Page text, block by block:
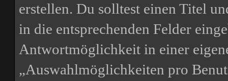
erstellen. Du solltest einen Titel
in die entsprechenden Felder
Antwortmöglichkeit in einer
„Auswahlmöglichkeiten pro